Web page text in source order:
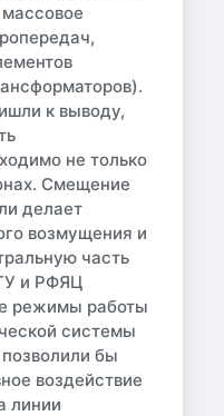
к выводу,
не только
Смещение
делает
возмущения и
часть
и РФЯЦ
режимы работы
системы
бы
воздействие
линии